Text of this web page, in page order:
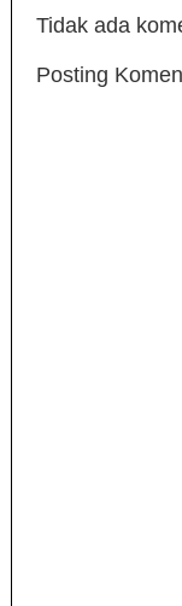
Tidak ada
Posting